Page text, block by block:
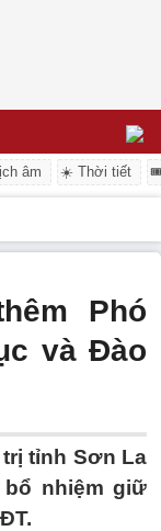
âm ☀️ Thời tiết
Phó
và Đào
tỉnh Sơn La
nhiệm giữ